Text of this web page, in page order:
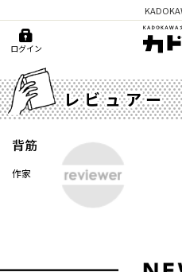
ログイン
レビュアー
背筋
作家